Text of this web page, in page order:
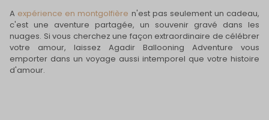
A expérience en montgolfière n'est pas seulement un cadeau,
c'est une aventure partagée, un souvenir gravé dans les
nuages. Si vous cherchez une façon extraordinaire de célébrer
votre amour, laissez Agadir Ballooning Adventure vous
emporter dans un voyage aussi intemporel que votre histoire
d'amour.